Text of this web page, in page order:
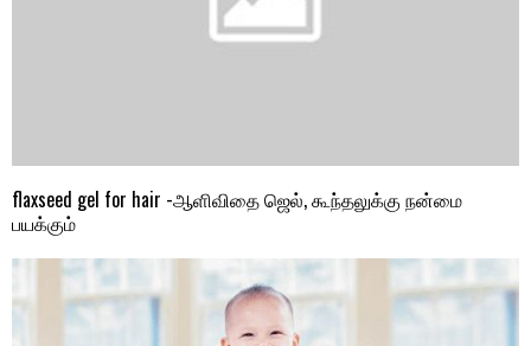
flaxseed gel for hair -ஆளிவிதை ஜெல், கூந்தலுக்கு நன்மை
பயக்கும்